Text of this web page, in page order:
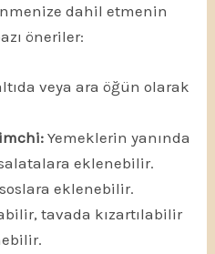
dahil etmenin
öneriler:
veya ara öğün olarak
Yemeklerin yanında
eklenebilir.
eklenebilir.
tavada kızartılabilir